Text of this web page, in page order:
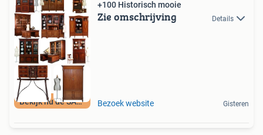
Bekijk nu de SALE
+100 Historisch mooie
Zie omschrijving Details
Bezoek website Gisteren